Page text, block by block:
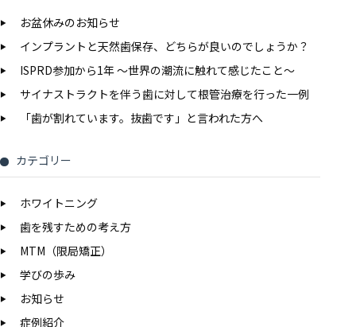
お盆休みのお知らせ
インプラントと天然歯保存、どちらが良いのでしょうか？
ISPRD参加から1年 〜世界の潮流に触れて感じたこと〜
サイナストラクトを伴う歯に対して根管治療を行った一例
「歯が割れています。抜歯です」と言われた方へ
カテゴリー
ホワイトニング
歯を残すための考え方
MTM（限局矯正）
学びの歩み
お知らせ
症例紹介